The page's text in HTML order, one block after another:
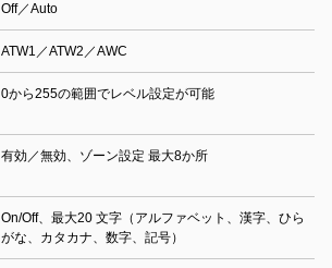
Off／Auto
ATW1／ATW2／AWC
0から255の範囲でレベル設定が可能
有効／無効、ゾーン設定 最大8か所
On/Off、最大20 文字（アルファベット、漢字、ひら
がな、カタカナ、数字、記号）